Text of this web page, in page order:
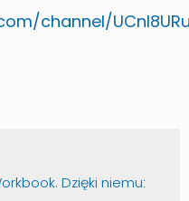
channel/
Dzięki niemu: